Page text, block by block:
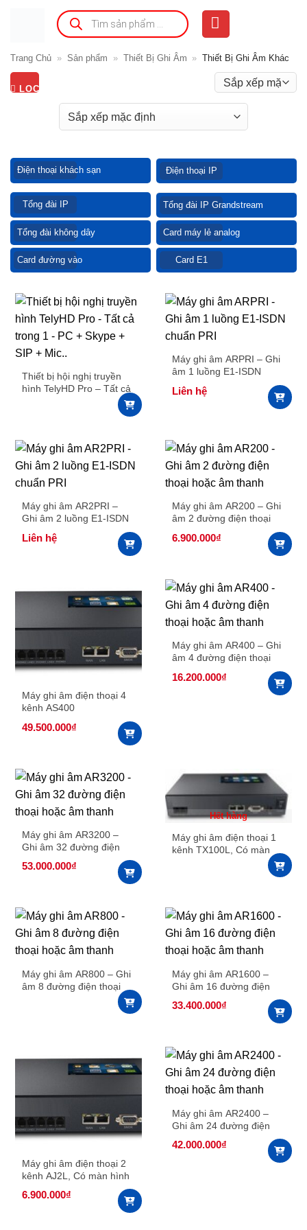
dung
Tìm
kiếm
sản
phẩm
Trang Chủ » Sản phẩm » Thiết Bị Ghi Âm » Thiết Bị Ghi Âm Khác
LỌC
Điện thoại khách sạn Điện thoại IP
Tổng đài IP Tổng đài IP Grandstream
Tổng đài không dây Card máy lẻ analog
Card đường vào Card E1
Thiết bị hội nghị truyền
hình TelyHD Pro – Tất cả
trong 1 – PC + Skype +
Máy ghi âm ARPRI – Ghi
âm 1 luồng E1-ISDN
chuẩn PRI
Liên hệ
Máy ghi âm AR2PRI –
Ghi âm 2 luồng E1-ISDN
Liên hệ
Máy ghi âm AR200 – Ghi
âm 2 đường điện thoại
6.900.000₫
Máy ghi âm điện thoại 4
kênh AS400
49.500.000₫
Máy ghi âm AR400 – Ghi
âm 4 đường điện thoại
16.200.000₫
Máy ghi âm AR3200 –
Ghi âm 32 đường điện
53.000.000₫
Hết hàng
Máy ghi âm điện thoại 1
kênh TX100L, Có màn
Máy ghi âm AR800 – Ghi
âm 8 đường điện thoại
Máy ghi âm AR1600 –
Ghi âm 16 đường điện
33.400.000₫
Máy ghi âm điện thoại 2
kênh AJ2L, Có màn hình
6.900.000₫
Máy ghi âm AR2400 –
Ghi âm 24 đường điện
42.000.000₫